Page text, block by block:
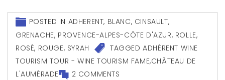
POSTED IN ADHERENT, BLANC, CINSAULT,
GRENACHE, PROVENCE-ALPES-CÔTE D'AZUR, ROLLE,
ROSÉ, ROUGE, SYRAH TAGGEDADHÉRENT WINE
TOURISM TOUR - WINE TOURISM FAME,CHÂTEAU DE
L'AUMÉRADE
2 COMMENTS